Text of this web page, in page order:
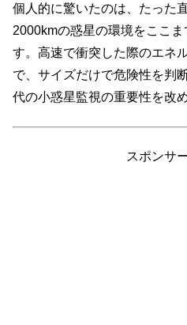
個人的に驚いたのは、たった
2000kmの惑星の環境をここ
す。高速で衝突した際のエネ
で、サイズだけで危険性を判
代の小惑星監視の重要性を改
スポンサ